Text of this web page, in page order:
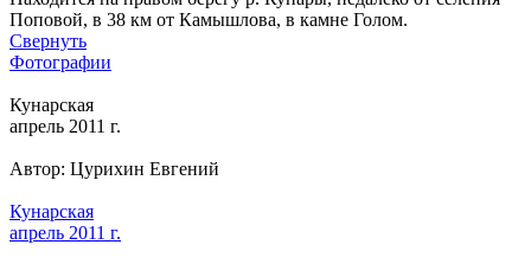
Поповой, в 38 км от Камышлова, в камне Голом.
Свернуть
Фотографии
Кунарская
апрель 2011 г.
Автор: Цурихин Евгений
Кунарская
апрель 2011 г.